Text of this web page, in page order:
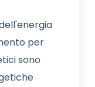
per
sono